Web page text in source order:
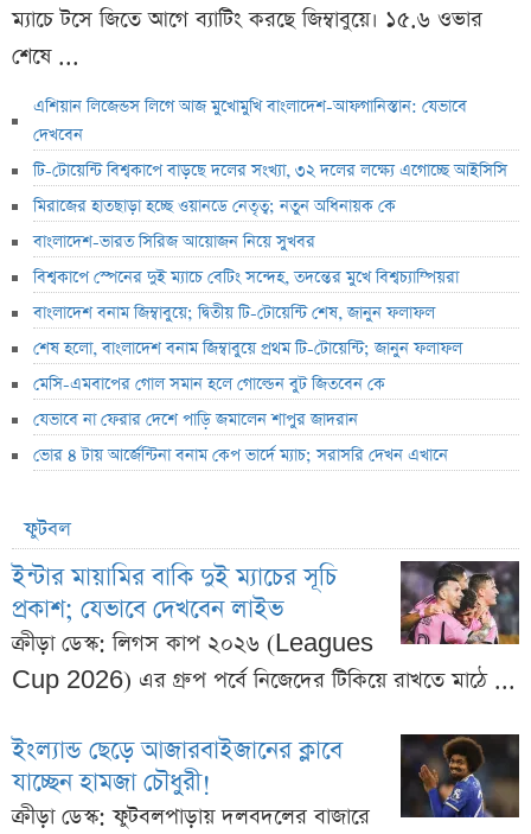
ম্যাচে টসে জিতে আগে ব্যাটিং করছে জিম্বাবুয়ে। ১৫.৬ ওভার
শেষে ...
এশিয়ান লিজেন্ডস লিগে আজ মুখোমুখি বাংলাদেশ-আফগানিস্তান: যেভাবে
দেখবেন
টি-টোয়েন্টি বিশ্বকাপে বাড়ছে দলের সংখ্যা, ৩২ দলের লক্ষ্যে এগোচ্ছে আইসিসি
মিরাজের হাতছাড়া হচ্ছে ওয়ানডে নেতৃত্ব; নতুন অধিনায়ক কে
বাংলাদেশ-ভারত সিরিজ আয়োজন নিয়ে সুখবর
বিশ্বকাপে স্পেনের দুই ম্যাচে বেটিং সন্দেহ, তদন্তের মুখে বিশ্বচ্যাম্পিয়রা
বাংলাদেশ বনাম জিম্বাবুয়ে; দ্বিতীয় টি-টোয়েন্টি শেষ, জানুন ফলাফল
শেষ হলো, বাংলাদেশ বনাম জিম্বাবুয়ে প্রথম টি-টোয়েন্টি; জানুন ফলাফল
মেসি-এমবাপের গোল সমান হলে গোল্ডেন বুট জিতবেন কে
যেভাবে না ফেরার দেশে পাড়ি জমালেন শাপুর জাদরান
ভোর ৪ টায় আর্জেন্টিনা বনাম কেপ ভার্দে ম্যাচ; সরাসরি দেখন এখানে
ফুটবল
ইন্টার মায়ামির বাকি দুই ম্যাচের সূচি
প্রকাশ; যেভাবে দেখবেন লাইভ
ক্রীড়া ডেস্ক: লিগস কাপ ২০২৬ (Leagues
Cup 2026) এর গ্রুপ পর্বে নিজেদের টিকিয়ে রাখতে মাঠে ...
ইংল্যান্ড ছেড়ে আজারবাইজানের ক্লাবে
যাচ্ছেন হামজা চৌধুরী!
ক্রীড়া ডেস্ক: ফুটবলপাড়ায় দলবদলের বাজারে